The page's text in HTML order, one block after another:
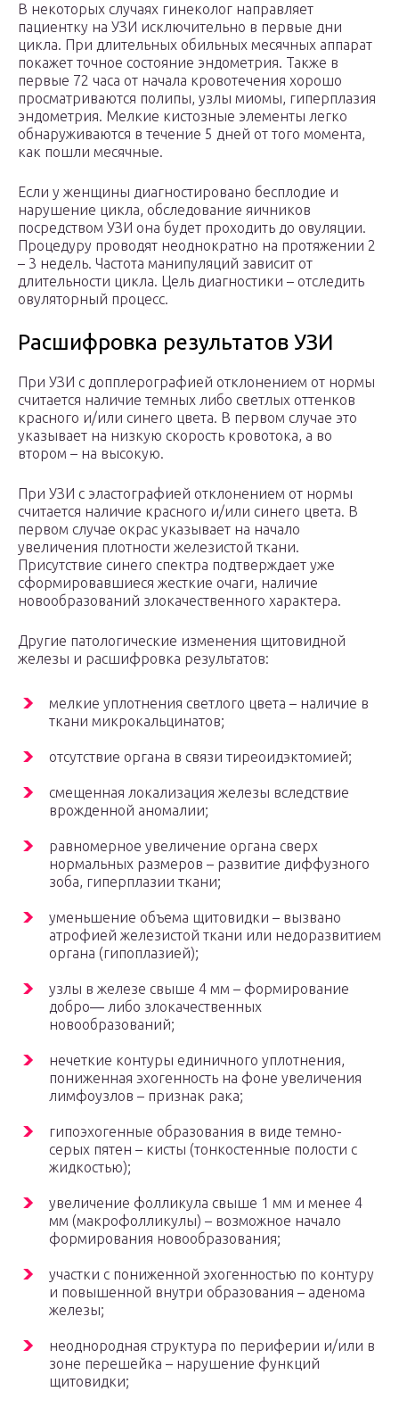
В некоторых случаях гинеколог направляет
пациентку на УЗИ исключительно в первые дни
цикла. При длительных обильных месячных аппарат
покажет точное состояние эндометрия. Также в
первые 72 часа от начала кровотечения хорошо
просматриваются полипы, узлы миомы, гиперплазия
эндометрия. Мелкие кистозные элементы легко
обнаруживаются в течение 5 дней от того момента,
как пошли месячные.
Если у женщины диагностировано бесплодие и
нарушение цикла, обследование яичников
посредством УЗИ она будет проходить до овуляции.
Процедуру проводят неоднократно на протяжении 2
– 3 недель. Частота манипуляций зависит от
длительности цикла. Цель диагностики – отследить
овуляторный процесс.
Расшифровка результатов УЗИ
При УЗИ с допплерографией отклонением от нормы
считается наличие темных либо светлых оттенков
красного и/или синего цвета. В первом случае это
указывает на низкую скорость кровотока, а во
втором – на высокую.
При УЗИ с эластографией отклонением от нормы
считается наличие красного и/или синего цвета. В
первом случае окрас указывает на начало
увеличения плотности железистой ткани.
Присутствие синего спектра подтверждает уже
сформировавшиеся жесткие очаги, наличие
новообразований злокачественного характера.
Другие патологические изменения щитовидной
железы и расшифровка результатов:
мелкие уплотнения светлого цвета – наличие в
ткани микрокальцинатов;
отсутствие органа в связи тиреоидэктомией;
смещенная локализация железы вследствие
врожденной аномалии;
равномерное увеличение органа сверх
нормальных размеров – развитие диффузного
зоба, гиперплазии ткани;
уменьшение объема щитовидки – вызвано
атрофией железистой ткани или недоразвитием
органа (гипоплазией);
узлы в железе свыше 4 мм – формирование
добро― либо злокачественных
новообразований;
нечеткие контуры единичного уплотнения,
пониженная эхогенность на фоне увеличения
лимфоузлов – признак рака;
гипоэхогенные образования в виде темно-
серых пятен – кисты (тонкостенные полости с
жидкостью);
увеличение фолликула свыше 1 мм и менее 4
мм (макрофолликулы) – возможное начало
формирования новообразования;
участки с пониженной эхогенностью по контуру
и повышенной внутри образования – аденома
железы;
неоднородная структура по периферии и/или в
зоне перешейка – нарушение функций
щитовидки;